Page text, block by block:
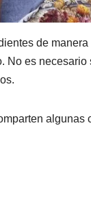
de
es